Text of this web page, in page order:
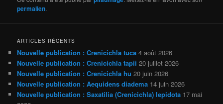
permalien.
ARTICLES RÉCENTS
Nouvelle publication : Crenicichla tuca 4 août 2026
Nouvelle publication : Crenicichla tapii 20 juillet 2026
Nouvelle publication : Crenicichla hu 20 juin 2026
Nouvelle publication : Aequidens diadema 14 juin 2026
Nouvelle publication : Saxatilia (Crenicichla) lepidota 17 mai